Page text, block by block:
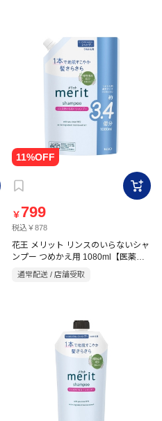
￥ 799
税込￥878
花王 メリット リンスのいらないシャ
ンプー つめかえ用 1080ml【医薬部
外品】
通常配送 / 店舗受取